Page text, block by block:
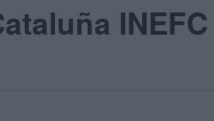
INEFC